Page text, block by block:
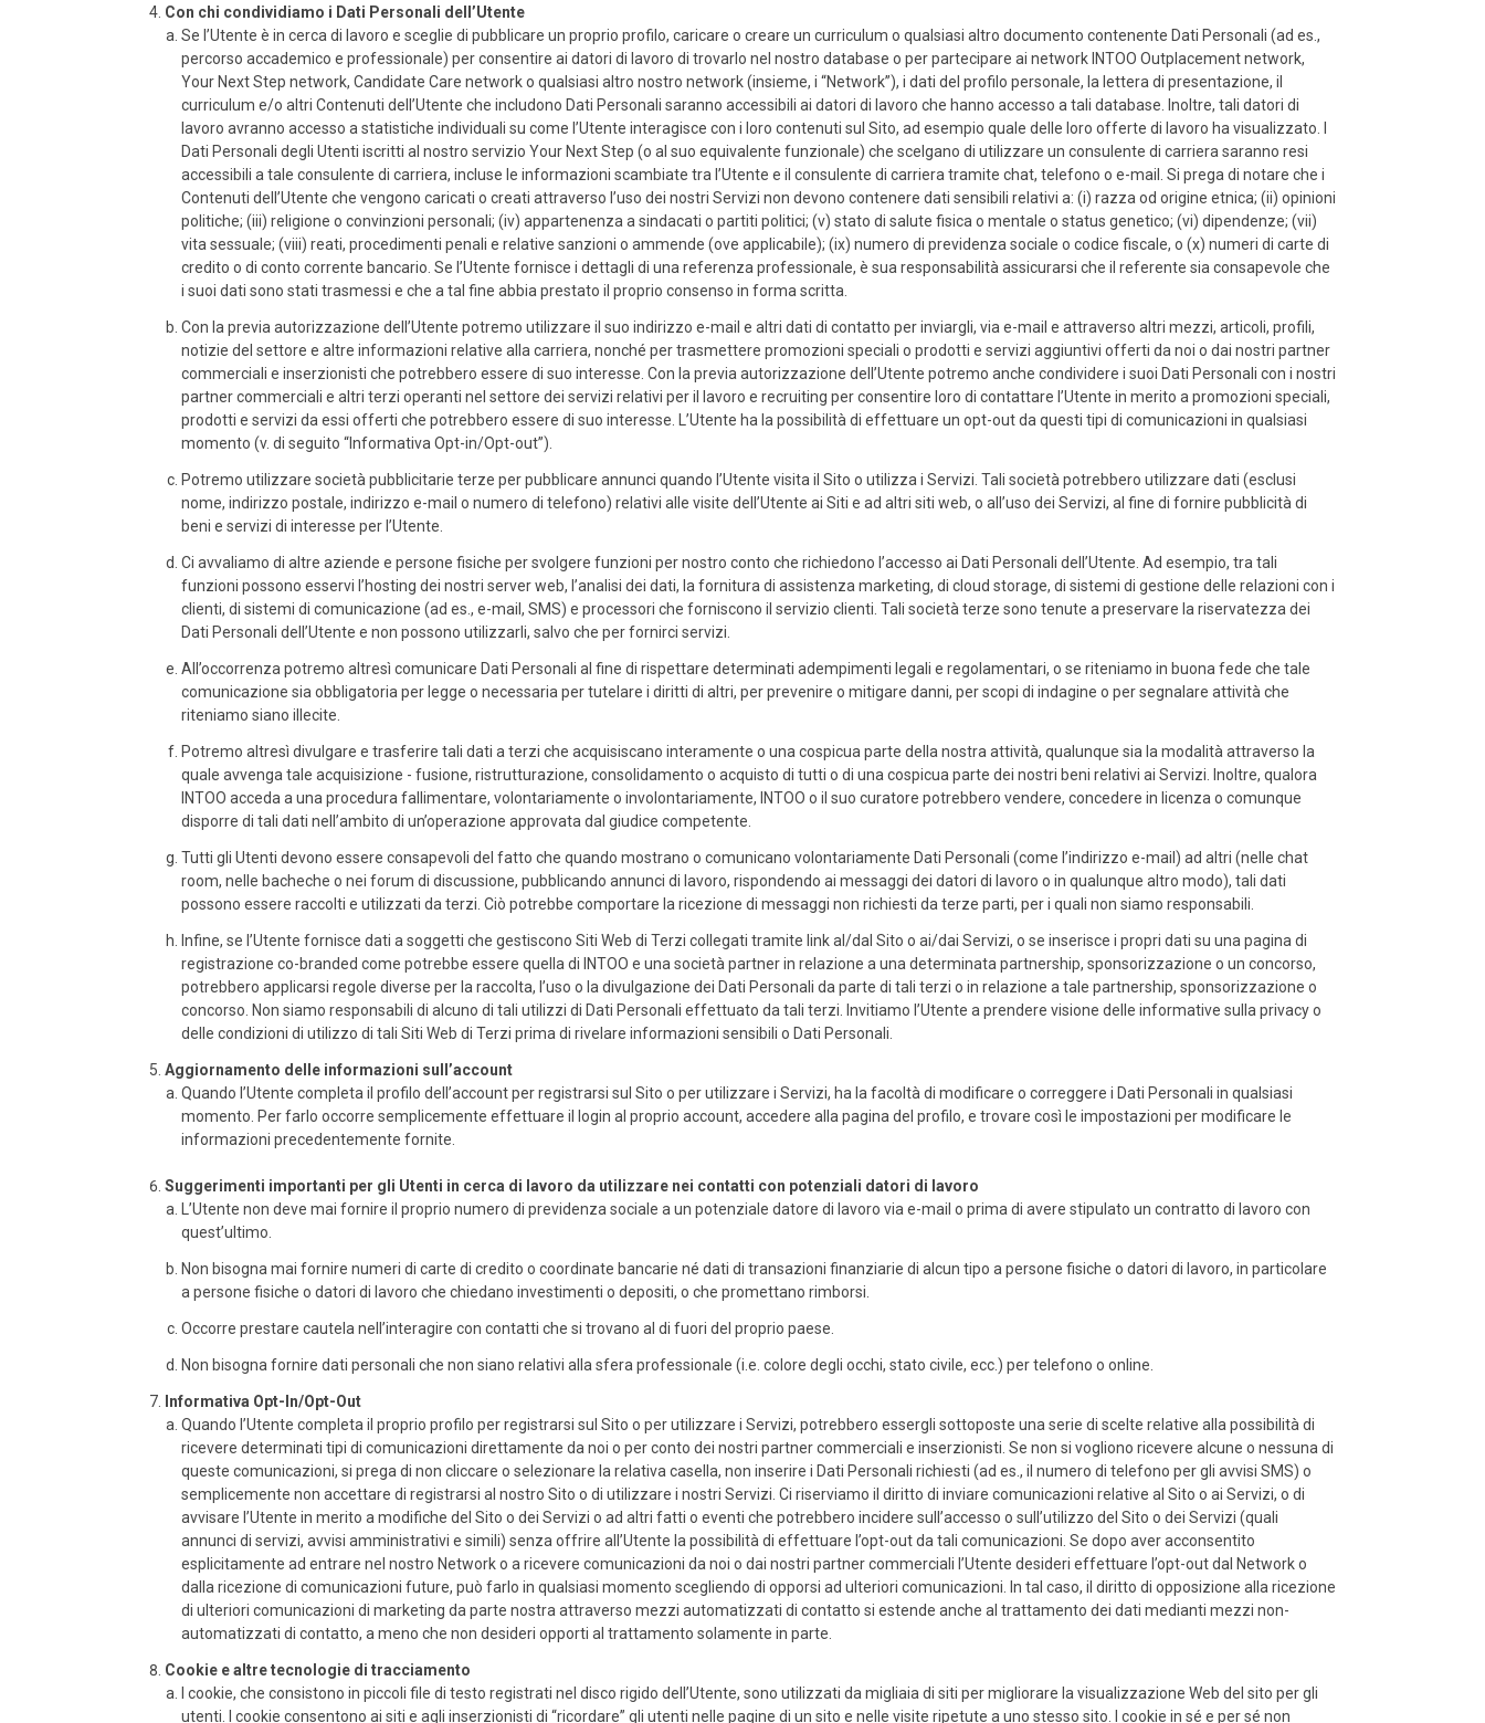
Con chi condividiamo i Dati Personali dell’Utente
Se l’Utente è in cerca di lavoro e sceglie di pubblicare un proprio profilo, caricare o creare un curriculum o qualsiasi altro documento contenente Dati Personali (ad es.,
percorso accademico e professionale) per consentire ai datori di lavoro di trovarlo nel nostro database o per partecipare ai network INTOO Outplacement network,
Your Next Step network, Candidate Care network o qualsiasi altro nostro network (insieme, i “Network”), i dati del profilo personale, la lettera di presentazione, il
curriculum e/o altri Contenuti dell’Utente che includono Dati Personali saranno accessibili ai datori di lavoro che hanno accesso a tali database. Inoltre, tali datori di
lavoro avranno accesso a statistiche individuali su come l’Utente interagisce con i loro contenuti sul Sito, ad esempio quale delle loro offerte di lavoro ha visualizzato. I
Dati Personali degli Utenti iscritti al nostro servizio Your Next Step (o al suo equivalente funzionale) che scelgano di utilizzare un consulente di carriera saranno resi
accessibili a tale consulente di carriera, incluse le informazioni scambiate tra l’Utente e il consulente di carriera tramite chat, telefono o e-mail. Si prega di notare che i
Contenuti dell’Utente che vengono caricati o creati attraverso l’uso dei nostri Servizi non devono contenere dati sensibili relativi a: (i) razza od origine etnica; (ii) opinioni
politiche; (iii) religione o convinzioni personali; (iv) appartenenza a sindacati o partiti politici; (v) stato di salute fisica o mentale o status genetico; (vi) dipendenze; (vii)
vita sessuale; (viii) reati, procedimenti penali e relative sanzioni o ammende (ove applicabile); (ix) numero di previdenza sociale o codice fiscale, o (x) numeri di carte di
credito o di conto corrente bancario. Se l’Utente fornisce i dettagli di una referenza professionale, è sua responsabilità assicurarsi che il referente sia consapevole che
i suoi dati sono stati trasmessi e che a tal fine abbia prestato il proprio consenso in forma scritta.
Con la previa autorizzazione dell’Utente potremo utilizzare il suo indirizzo e-mail e altri dati di contatto per inviargli, via e-mail e attraverso altri mezzi, articoli, profili,
notizie del settore e altre informazioni relative alla carriera, nonché per trasmettere promozioni speciali o prodotti e servizi aggiuntivi offerti da noi o dai nostri partner
commerciali e inserzionisti che potrebbero essere di suo interesse. Con la previa autorizzazione dell’Utente potremo anche condividere i suoi Dati Personali con i nostri
partner commerciali e altri terzi operanti nel settore dei servizi relativi per il lavoro e recruiting per consentire loro di contattare l’Utente in merito a promozioni speciali,
prodotti e servizi da essi offerti che potrebbero essere di suo interesse. L’Utente ha la possibilità di effettuare un opt-out da questi tipi di comunicazioni in qualsiasi
momento (v. di seguito “Informativa Opt-in/Opt-out”).
Potremo utilizzare società pubblicitarie terze per pubblicare annunci quando l’Utente visita il Sito o utilizza i Servizi. Tali società potrebbero utilizzare dati (esclusi
nome, indirizzo postale, indirizzo e-mail o numero di telefono) relativi alle visite dell’Utente ai Siti e ad altri siti web, o all’uso dei Servizi, al fine di fornire pubblicità di
beni e servizi di interesse per l’Utente.
Ci avvaliamo di altre aziende e persone fisiche per svolgere funzioni per nostro conto che richiedono l’accesso ai Dati Personali dell’Utente. Ad esempio, tra tali
funzioni possono esservi l’hosting dei nostri server web, l’analisi dei dati, la fornitura di assistenza marketing, di cloud storage, di sistemi di gestione delle relazioni con i
clienti, di sistemi di comunicazione (ad es., e-mail, SMS) e processori che forniscono il servizio clienti. Tali società terze sono tenute a preservare la riservatezza dei
Dati Personali dell’Utente e non possono utilizzarli, salvo che per fornirci servizi.
All’occorrenza potremo altresì comunicare Dati Personali al fine di rispettare determinati adempimenti legali e regolamentari, o se riteniamo in buona fede che tale
comunicazione sia obbligatoria per legge o necessaria per tutelare i diritti di altri, per prevenire o mitigare danni, per scopi di indagine o per segnalare attività che
riteniamo siano illecite.
Potremo altresì divulgare e trasferire tali dati a terzi che acquisiscano interamente o una cospicua parte della nostra attività, qualunque sia la modalità attraverso la
quale avvenga tale acquisizione - fusione, ristrutturazione, consolidamento o acquisto di tutti o di una cospicua parte dei nostri beni relativi ai Servizi. Inoltre, qualora
INTOO acceda a una procedura fallimentare, volontariamente o involontariamente, INTOO o il suo curatore potrebbero vendere, concedere in licenza o comunque
disporre di tali dati nell’ambito di un’operazione approvata dal giudice competente.
Tutti gli Utenti devono essere consapevoli del fatto che quando mostrano o comunicano volontariamente Dati Personali (come l’indirizzo e-mail) ad altri (nelle chat
room, nelle bacheche o nei forum di discussione, pubblicando annunci di lavoro, rispondendo ai messaggi dei datori di lavoro o in qualunque altro modo), tali dati
possono essere raccolti e utilizzati da terzi. Ciò potrebbe comportare la ricezione di messaggi non richiesti da terze parti, per i quali non siamo responsabili.
Infine, se l’Utente fornisce dati a soggetti che gestiscono Siti Web di Terzi collegati tramite link al/dal Sito o ai/dai Servizi, o se inserisce i propri dati su una pagina di
registrazione co-branded come potrebbe essere quella di INTOO e una società partner in relazione a una determinata partnership, sponsorizzazione o un concorso,
potrebbero applicarsi regole diverse per la raccolta, l’uso o la divulgazione dei Dati Personali da parte di tali terzi o in relazione a tale partnership, sponsorizzazione o
concorso. Non siamo responsabili di alcuno di tali utilizzi di Dati Personali effettuato da tali terzi. Invitiamo l’Utente a prendere visione delle informative sulla privacy o
delle condizioni di utilizzo di tali Siti Web di Terzi prima di rivelare informazioni sensibili o Dati Personali.
Aggiornamento delle informazioni sull’account
Quando l’Utente completa il profilo dell’account per registrarsi sul Sito o per utilizzare i Servizi, ha la facoltà di modificare o correggere i Dati Personali in qualsiasi
momento. Per farlo occorre semplicemente effettuare il login al proprio account, accedere alla pagina del profilo, e trovare così le impostazioni per modificare le
informazioni precedentemente fornite.
Suggerimenti importanti per gli Utenti in cerca di lavoro da utilizzare nei contatti con potenziali datori di lavoro
L’Utente non deve mai fornire il proprio numero di previdenza sociale a un potenziale datore di lavoro via e-mail o prima di avere stipulato un contratto di lavoro con
quest’ultimo.
Non bisogna mai fornire numeri di carte di credito o coordinate bancarie né dati di transazioni finanziarie di alcun tipo a persone fisiche o datori di lavoro, in particolare
a persone fisiche o datori di lavoro che chiedano investimenti o depositi, o che promettano rimborsi.
Occorre prestare cautela nell’interagire con contatti che si trovano al di fuori del proprio paese.
Non bisogna fornire dati personali che non siano relativi alla sfera professionale (i.e. colore degli occhi, stato civile, ecc.) per telefono o online.
Informativa Opt-In/Opt-Out
Quando l’Utente completa il proprio profilo per registrarsi sul Sito o per utilizzare i Servizi, potrebbero essergli sottoposte una serie di scelte relative alla possibilità di
ricevere determinati tipi di comunicazioni direttamente da noi o per conto dei nostri partner commerciali e inserzionisti. Se non si vogliono ricevere alcune o nessuna di
queste comunicazioni, si prega di non cliccare o selezionare la relativa casella, non inserire i Dati Personali richiesti (ad es., il numero di telefono per gli avvisi SMS) o
semplicemente non accettare di registrarsi al nostro Sito o di utilizzare i nostri Servizi.Ci riserviamo il diritto di inviare comunicazioni relative al Sito o ai Servizi, o di
avvisare l’Utente in merito a modifiche del Sito o dei Servizi o ad altri fatti o eventi che potrebbero incidere sull’accesso o sull’utilizzo del Sito o dei Servizi (quali
annunci di servizi, avvisi amministrativi e simili) senza offrire all’Utente la possibilità di effettuare l’opt-out da tali comunicazioni. Se dopo aver acconsentito
esplicitamente ad entrare nel nostro Network o a ricevere comunicazioni da noi o dai nostri partner commerciali l’Utente desideri effettuare l’opt-out dal Network o
dalla ricezione di comunicazioni future, può farlo in qualsiasi momento scegliendo di opporsi ad ulteriori comunicazioni. In tal caso, il diritto di opposizione alla ricezione
di ulteriori comunicazioni di marketing da parte nostra attraverso mezzi automatizzati di contatto si estende anche al trattamento dei dati medianti mezzi non-
automatizzati di contatto, a meno che non desideri opporti al trattamento solamente in parte.
Cookie e altre tecnologie di tracciamento
I cookie, che consistono in piccoli file di testo registrati nel disco rigido dell’Utente, sono utilizzati da migliaia di siti per migliorare la visualizzazione Web del sito per gli
utenti. I cookie consentono ai siti e agli inserzionisti di “ricordare” gli utenti nelle pagine di un sito e nelle visite ripetute a uno stesso sito. I cookie in sé e per sé non